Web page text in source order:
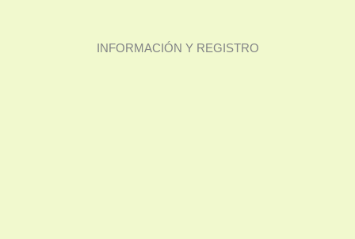
INFORMACIÓN Y REGISTRO